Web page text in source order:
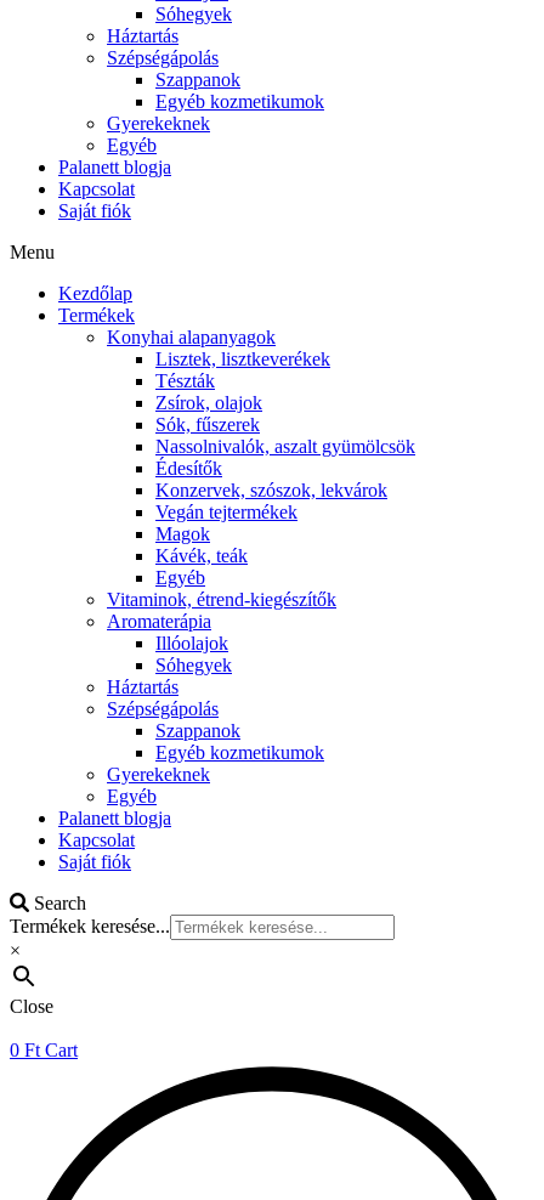
Sóhegyek
Háztartás
Szépségápolás
Szappanok
Egyéb kozmetikumok
Gyerekeknek
Egyéb
Palanett blogja
Kapcsolat
Saját fiók
Menu
Kezdőlap
Termékek
Konyhai alapanyagok
Lisztek, lisztkeverékek
Tészták
Zsírok, olajok
Sók, fűszerek
Nassolnivalók, aszalt gyümölcsök
Édesítők
Konzervek, szószok, lekvárok
Vegán tejtermékek
Magok
Kávék, teák
Egyéb
Vitaminok, étrend-kiegészítők
Aromaterápia
Illóolajok
Sóhegyek
Háztartás
Szépségápolás
Szappanok
Egyéb kozmetikumok
Gyerekeknek
Egyéb
Palanett blogja
Kapcsolat
Saját fiók
Search
Termékek keresése...
×
Close
0 Ft Cart